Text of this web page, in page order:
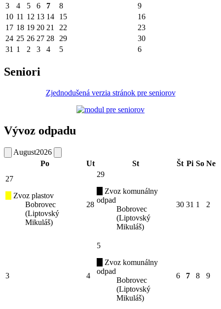
3
4 5 6 7 8
9
10 11 12 13 14 15
16
17 18 19 20 21 22
23
24 25 26 27 28 29
30
31 1 2 3 4 5 6
Seniori
Zjednodušená verzia stránok pre seniorov
Vývoz odpadu
August2026
Po
Ut St Št Pi So Ne
27
Zvoz plastov
Bobrovec
(Liptovský
Mikuláš)
28
29
Zvoz komunálny
odpad
Bobrovec
(Liptovský
Mikuláš)
30 31 1 2
3 4
5
Zvoz komunálny
odpad
Bobrovec
(Liptovský
Mikuláš)
6 7 8 9